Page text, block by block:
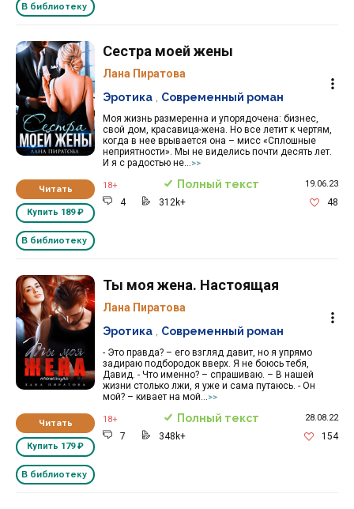
В библиотеку
Читать
Купить 189 ₽
В библиотеку
Сестра моей жены
Лана Пиратова
Моя жизнь размеренна и упорядочена: бизнес,
свой дом, красавица-жена. Но все летит к чертям,
когда в нее врывается она – мисс «Сплошные
неприятности». Мы не виделись почти десять лет.
И я с радостью не...
>>
Эротика Современный роман
18+ Полный текст 19.06.23
4 312k+ 48
Читать
Купить 179 ₽
В библиотеку
Ты моя жена. Настоящая
Лана Пиратова
- Это правда? – его взгляд давит, но я упрямо
задираю подбородок вверх. Я не боюсь тебя,
Давид. - Что именно? – спрашиваю. – В нашей
жизни столько лжи, я уже и сама путаюсь. - Он
мой? – кивает на мой...
>>
Эротика Современный роман
18+ Полный текст 28.08.22
7 348k+ 154